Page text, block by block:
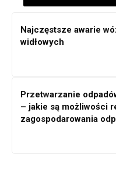
Najczęstsze awarie
widłowych
Przetwarzanie
– jakie są możliwości
zagospodarowania